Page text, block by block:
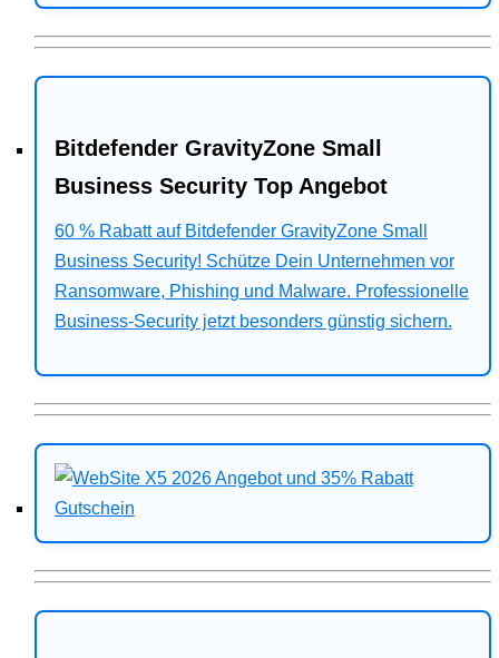
Bitdefender GravityZone Small
Business Security Top Angebot
60 % Rabatt auf Bitdefender GravityZone Small
Business Security! Schütze Dein Unternehmen vor
Ransomware, Phishing und Malware. Professionelle
Business-Security jetzt besonders günstig sichern.